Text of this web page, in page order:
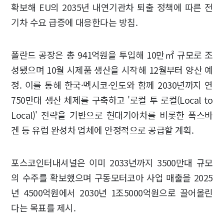
확보해 EU의 2035년 내연기관차 퇴출 정책에 따른 전
기차 수요 급증에 대응한다는 방침.
폴란드 공장은 총 941억원을 투입해 10만㎡ 규모로 조
성됐으며 10월 시제품 생산을 시작해 12월부터 양산 예
정. 이를 통해 한국·멕시코·인도와 함께 2030년까지 연
750만대 생산 체제를 구축하고 '로컬 투 로컬(Local to
Local)' 전략을 기반으로 현대기아차를 비롯한 폭스바
겐 등 유럽 완성차 업체에 안정적으로 공급할 계획.
포스코인터내셔널은 이미 2033년까지 3500만대 규모
의 수주를 확보했으며 구동모터코아 사업 매출을 2025
년 4500억원에서 2030년 1조5000억원으로 끌어올린
다는 목표를 제시.